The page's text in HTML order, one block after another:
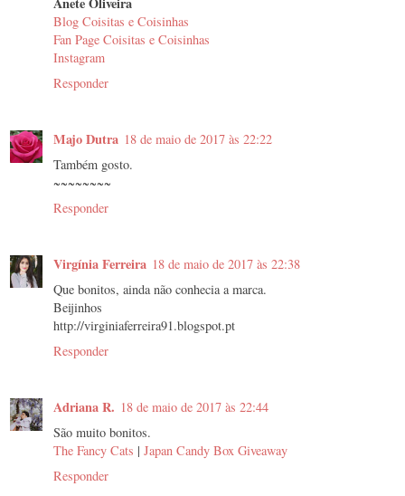
Blog Coisitas e Coisinhas
Fan Page Coisitas e Coisinhas
Instagram
Responder
Majo Dutra 18 de maio de 2017 às 22:22
Também gosto.
~~~~~~~~
Responder
Virgínia Ferreira 18 de maio de 2017 às 22:38
Que bonitos, ainda não conhecia a marca.
Beijinhos
http://virginiaferreira91.blogspot.pt
Responder
Adriana R. 18 de maio de 2017 às 22:44
São muito bonitos.
The Fancy Cats | Japan Candy Box Giveaway
Responder